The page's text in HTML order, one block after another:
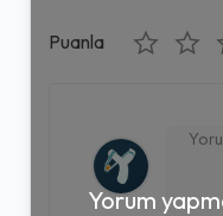
Puanla
Yorum